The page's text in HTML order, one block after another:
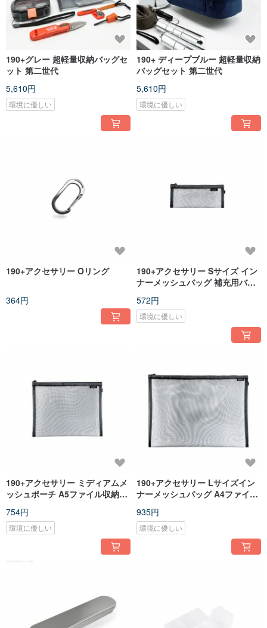
190+グレー 超軽量収納バッグセ
ット 第二世代
5,610円
環境に優しい
190+ ディープブルー 超軽量収納
バッグセット 第二世代
5,610円
環境に優しい
190+アクセサリー Oリング
364円
190+アクセサリー Sサイズ イン
ナーメッシュバッグ 補充用バッ
572円
環境に優しい
190+アクセサリー ミディアムメ
ッシュポーチ A5ファイル収納可
754円
環境に優しい
190+アクセサリー Lサイズイン
ナーメッシュバッグ A4ファイル
935円
環境に優しい